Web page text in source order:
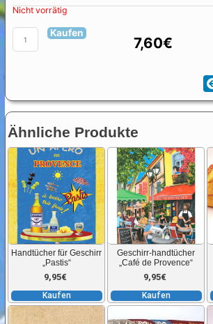
7,60€
Nicht vorrätig
Kaufen
Ähnliche Produkte
Handtücher für Geschirr
„Pastis“
9,95€
Kaufen
Geschirr-handtücher
„Café de Provence“
9,95€
Kaufen